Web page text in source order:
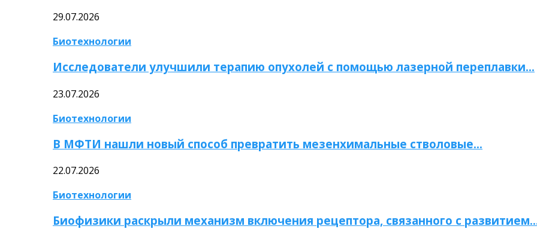
29.07.2026
Биотехнологии
Исследователи улучшили терапию опухолей с помощью лазерной переплавки…
23.07.2026
Биотехнологии
В МФТИ нашли новый способ превратить мезенхимальные стволовые…
22.07.2026
Биотехнологии
Биофизики раскрыли механизм включения рецептора, связанного с